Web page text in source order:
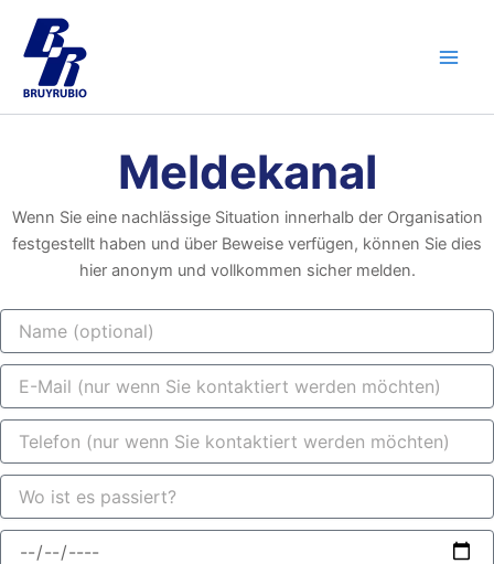
Inhalt
springen
Meldekanal
Wenn Sie eine nachlässige Situation innerhalb der Organisation
festgestellt haben und über Beweise verfügen, können Sie dies
hier anonym und vollkommen sicher melden.